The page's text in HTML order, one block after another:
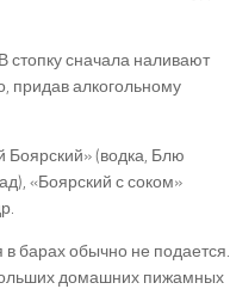
стопку сначала наливают
придав алкогольному
Боярский» (водка, Блю
«Боярский с соком»
в барах обычно не подается.
домашних пижамных